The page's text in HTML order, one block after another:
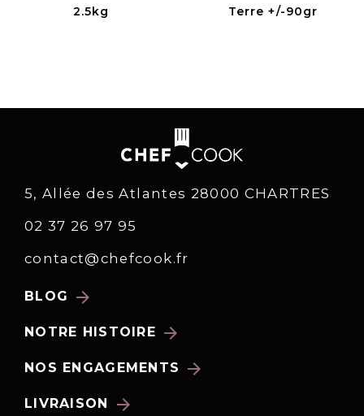
2.5kg
Terre +/-90gr
5, Allée des Atlantes 28000 CHARTRES
02 37 26 97 95
contact@chefcook.fr
BLOG arrow_forward
NOTRE HISTOIRE arrow_forward
NOS ENGAGEMENTS arrow_forward
LIVRAISON arrow_forward